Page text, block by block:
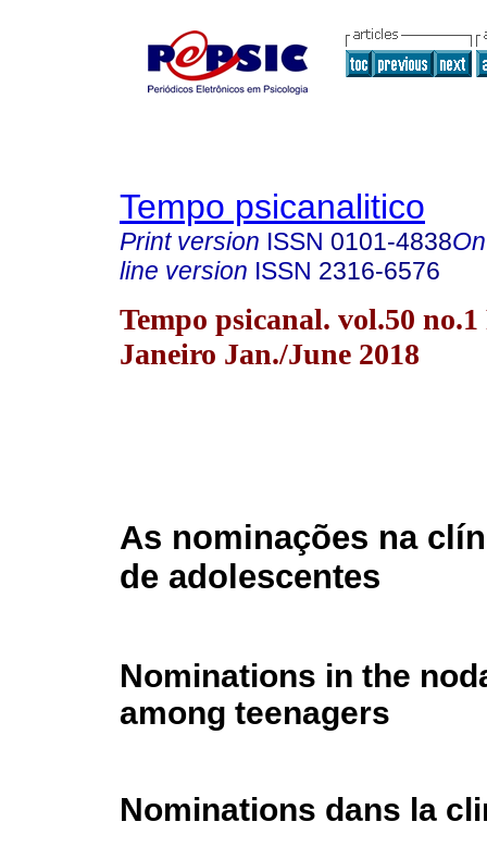
Tempo psicanalitico
Print version ISSN 0101-4838
line version ISSN 2316-6576
Tempo psicanal. vol.50 no.1
Janeiro Jan./June 2018
As nominações na
de adolescentes
Nominations in the
among teenagers
Nominations dans la